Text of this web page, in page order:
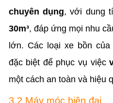
chuyên dụng, với dung
30m³, đáp ứng mọi nhu
lớn. Các loại xe bồn
đặc biệt để phục vụ việc
một cách an toàn và hiệu
3.2 Máy móc hiện đại